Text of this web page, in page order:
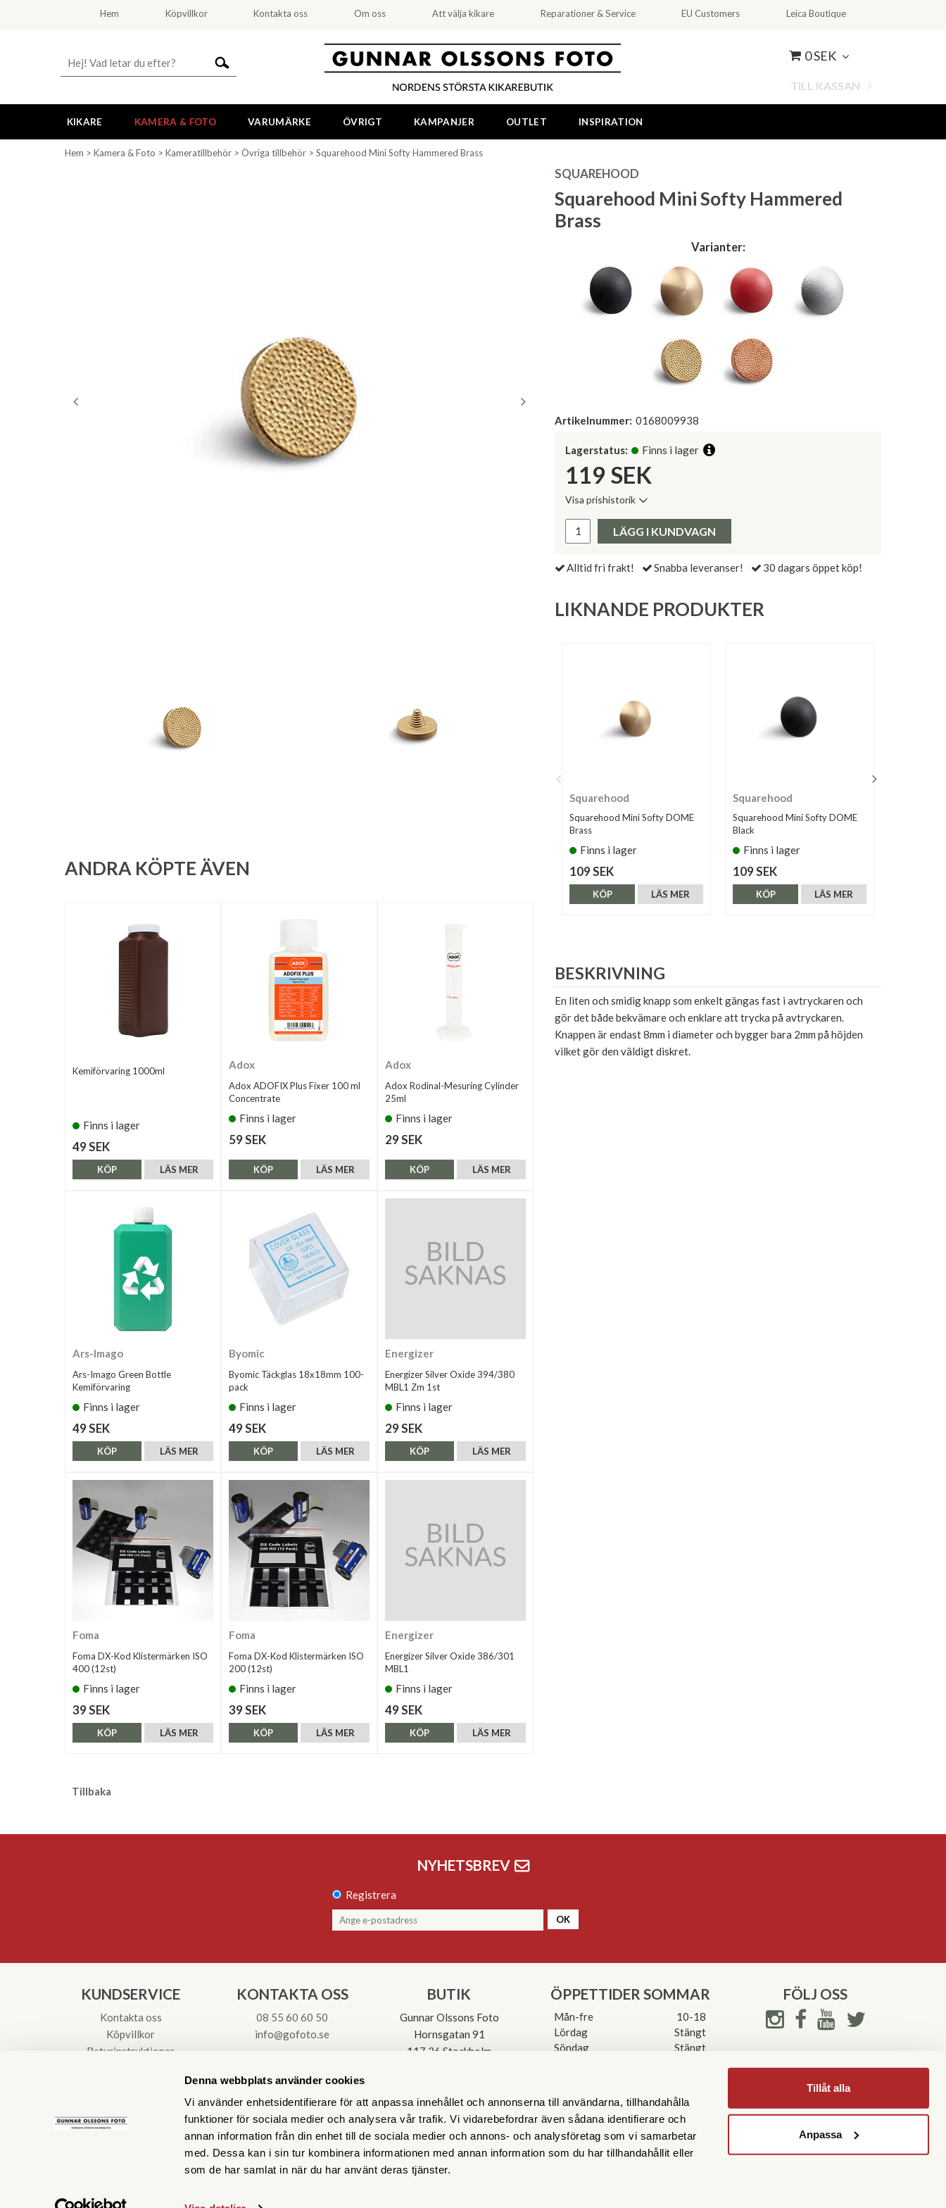
Denna webbplats använder cookies
Vi använder enhetsidentifierare för att anpassa innehållet och annonserna till användarna, tillhandahålla
funktioner för sociala medier och analysera vår trafik. Vi vidarebefordrar även sådana identifierare och
annan information från din enhet till de sociala medier och annons- och analysföretag som vi samarbetar
med. Dessa kan i sin tur kombinera informationen med annan information som du har tillhandahållit eller
som de har samlat in när du har använt deras tjänster.
Tillåt alla
Anpassa
Hem Köpvillkor Kontakta oss Om oss Att välja kikare Reparationer & Service EU Customers Leica Boutique
0 SEK
TILL KASSAN
KIKARE KAMERA & FOTO VARUMÄRKE ÖVRIGT KAMPANJER OUTLET INSPIRATION
Hem > Kamera & Foto > Kameratillbehör > Övriga tillbehör > Squarehood Mini Softy Hammered Brass
SQUAREHOOD
Squarehood Mini Softy Hammered
Brass
Varianter:
Artikelnummer: 0168009938
Lagerstatus: Finns i lager
119 SEK
Visa prishistorik
Pris:
LÄGG I KUNDVAGN
Alltid fri frakt! Snabba leveranser! 30 dagars öppet köp!
LIKNANDE PRODUKTER
Squarehood
Squarehood Mini Softy DOME
Brass
Finns i lager
109 SEK
LÄS MER
KÖP
Squarehood
Squarehood Mini Softy DOME
Black
Finns i lager
109 SEK
LÄS MER
KÖP
BESKRIVNING
En liten och smidig knapp som enkelt gängas fast i avtryckaren och
gör det både bekvämare och enklare att trycka på avtryckaren.
Knappen är endast 8mm i diameter och bygger bara 2mm på höjden
vilket gör den väldigt diskret.
ANDRA KÖPTE ÄVEN
Kemiförvaring 1000ml
Finns i lager
49 SEK
LÄS MER
KÖP
Adox
Adox ADOFIX Plus Fixer 100 ml
Concentrate
Finns i lager
59 SEK
LÄS MER
KÖP
Adox
Adox Rodinal-Mesuring Cylinder
25ml
Finns i lager
29 SEK
LÄS MER
KÖP
Ars-Imago
Ars-Imago Green Bottle
Kemiförvaring
Finns i lager
49 SEK
LÄS MER
KÖP
Byomic
Byomic Täckglas 18x18mm 100-
pack
Finns i lager
49 SEK
LÄS MER
KÖP
Energizer
Energizer Silver Oxide 394/380
MBL1 Zm 1st
Finns i lager
29 SEK
LÄS MER
KÖP
Foma
Foma DX-Kod Klistermärken ISO
400 (12st)
Finns i lager
39 SEK
LÄS MER
KÖP
Foma
Foma DX-Kod Klistermärken ISO
200 (12st)
Finns i lager
39 SEK
LÄS MER
KÖP
Energizer
Energizer Silver Oxide 386/301
MBL1
Finns i lager
49 SEK
LÄS MER
KÖP
Tillbaka
NYHETSBREV
Registrera
OK
KUNDSERVICE
Kontakta oss
Köpvillkor
Returinstruktioner
KONTAKTA OSS
08 55 60 60 50
info@gofoto.se
BUTIK
Gunnar Olssons Foto
Hornsgatan 91
117 26 Stockholm
ÖPPETTIDER SOMMAR
Mån-fre
10-18
Lördag
Stängt
Söndag
Stängt
FÖLJ OSS